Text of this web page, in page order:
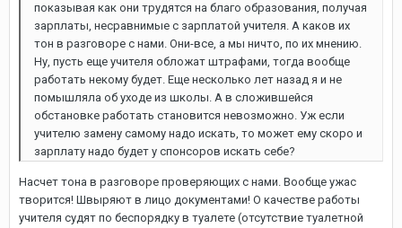
показывая как они трудятся на благо образования, получая
зарплаты, несравнимые с зарплатой учителя. А каков их
тон в разговоре с нами. Они-все, а мы ничто, по их мнению.
Ну, пусть еще учителя обложат штрафами, тогда вообще
работать некому будет. Еще несколько лет назад я и не
помышляла об уходе из школы. А в сложившейся
обстановке работать становится невозможно. Уж если
учителю замену самому надо искать, то может ему скоро и
зарплату надо будет у спонсоров искать себе?
Насчет тона в разговоре проверяющих с нами. Вообще ужас
творится! Швыряют в лицо документами! О качестве работы
учителя судят по беспорядку в туалете (отсутствие туалетной